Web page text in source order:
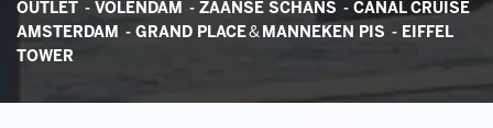
OUTLET - VOLENDAM - ZAANSE SCHANS - CANAL CRUISE
AMSTERDAM - GRAND PLACE& MANNEKEN PIS - EIFFEL
TOWER